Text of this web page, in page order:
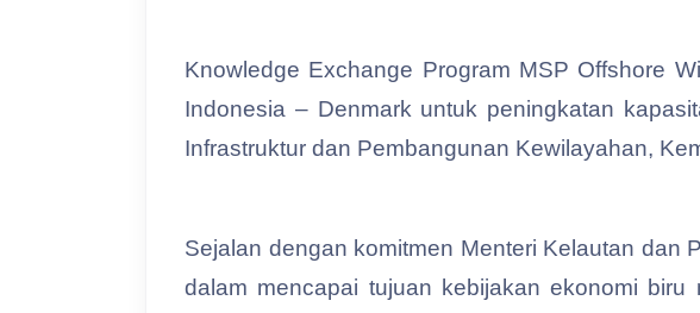
Knowledge Exchange Program MSP Offshore
Indonesia – Denmark untuk peningkatan
Infrastruktur dan Pembangunan Kewilayahan,
Sejalan dengan komitmen Menteri Kelautan dan
dalam mencapai tujuan kebijakan ekonomi